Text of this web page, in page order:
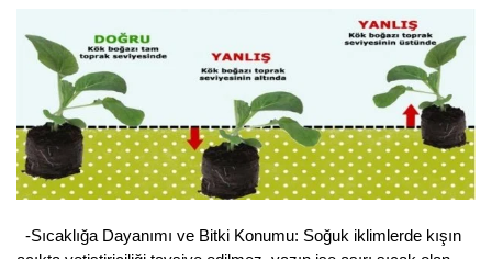
-Sıcaklığa Dayanımı ve Bitki Konumu: Soğuk iklimlerde kışın
Malta Eriği Fidanı
Mango Fidanı
Melez Meyveler
Murt Fidanı
Muşmula Fidanı